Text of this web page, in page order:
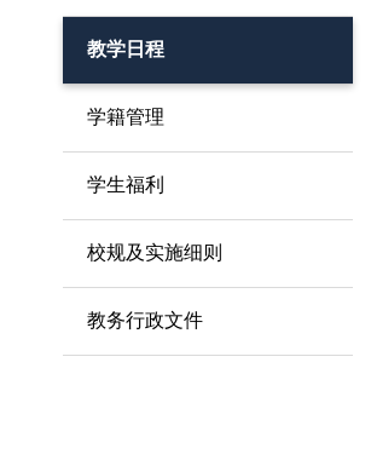
教学日程
学籍管理
学生福利
校规及实施细则
教务行政文件